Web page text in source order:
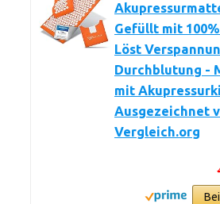
Gefüllt mit
Löst
Durchblutung -
mit
Ausgezeichnet
Vergleich.org